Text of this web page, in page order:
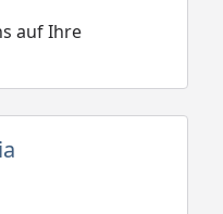
auf Ihre